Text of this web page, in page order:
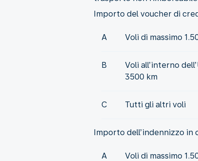
Importo del voucher di
A Voli di massimo
B
Voli all’interno
3500 km
C Tutti gli altri voli
Importo dell’indennizzo in
A Voli di massimo